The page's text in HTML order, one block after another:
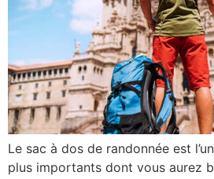
Le sac à dos de randonnée est
plus importants dont vous aurez